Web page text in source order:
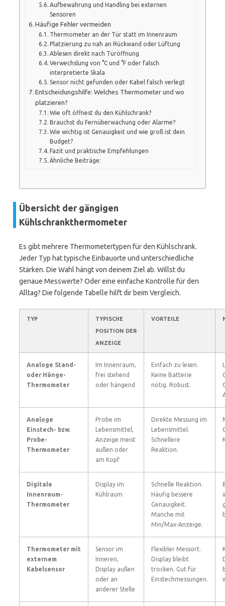
Aufbewahrung und Handling bei externen
Sensoren
Häufige Fehler vermeiden
Thermometer an der Tür statt im Innenraum
Platzierung zu nah an Rückwand oder Lüftung
Ablesen direkt nach Türöffnung
Verwechslung von °C und °F oder falsch
interpretierte Skala
Sensor nicht gefunden oder Kabel falsch verlegt
Entscheidungshilfe: Welches Thermometer und wo
platzieren?
Wie oft öffnest du den Kühlschrank?
Brauchst du Fernüberwachung oder Alarme?
Wie wichtig ist Genauigkeit und wie groß ist dein
Budget?
Fazit und praktische Empfehlungen
Ähnliche Beiträge:
Übersicht der gängigen
Kühlschrankthermometer
Es gibt mehrere Thermometertypen für den Kühlschrank.
Jeder Typ hat typische Einbauorte und unterschiedliche
Stärken. Die Wahl hängt von deinem Ziel ab. Willst du
genaue Messwerte? Oder eine einfache Kontrolle für den
Alltag? Die folgende Tabelle hilft dir beim Vergleich.
TYP
TYPISCHE
POSITION DER
ANZEIGE
VORTEILE
Analoge Stand-
oder Hänge-
Thermometer
Im Innenraum,
frei stehend
oder hängend
Einfach zu lesen.
Keine Batterie
nötig. Robust.
Analoge
Einstech- bzw.
Probe-
Thermometer
Probe im
Lebensmittel,
Anzeige meist
außen oder
am Kopf
Direkte Messung im
Lebensmittel.
Schnellere
Reaktion.
Digitale
Innenraum-
Thermometer
Display im
Kühlraum
Schnelle Reaktion.
Häufig bessere
Genauigkeit.
Manche mit
Min/Max-Anzeige.
Thermometer mit
externem
Kabelsensor
Sensor im
Inneren,
Display außen
oder an
anderer Stelle
Flexibler Messort.
Display bleibt
trocken. Gut für
Einstechmessungen.